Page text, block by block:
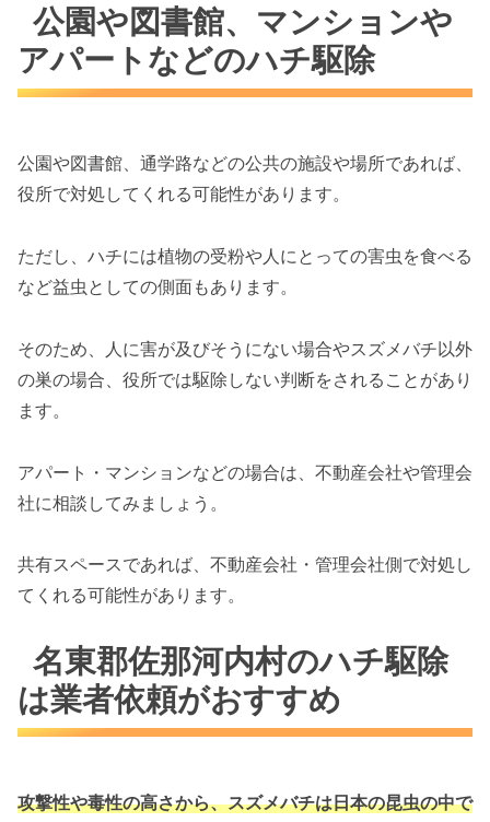
公園や図書館、マンションや
アパートなどのハチ駆除
公園や図書館、通学路などの公共の施設や場所であれば、
役所で対処してくれる可能性があります。
ただし、ハチには植物の受粉や人にとっての害虫を食べる
など益虫としての側面もあります。
そのため、人に害が及びそうにない場合やスズメバチ以外
の巣の場合、役所では駆除しない判断をされることがあり
ます。
アパート・マンションなどの場合は、不動産会社や管理会
社に相談してみましょう。
共有スペースであれば、不動産会社・管理会社側で対処し
てくれる可能性があります。
名東郡佐那河内村のハチ駆除
は業者依頼がおすすめ
攻撃性や毒性の高さから、スズメバチは日本の昆虫の中で